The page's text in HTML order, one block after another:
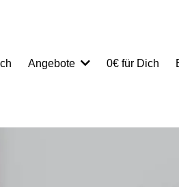
Angebote 0€ für Dich